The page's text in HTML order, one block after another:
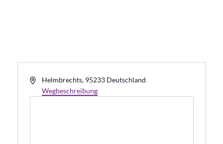
AdresseHelmbrechts, 95233 Deutschland
Wegbeschreibung